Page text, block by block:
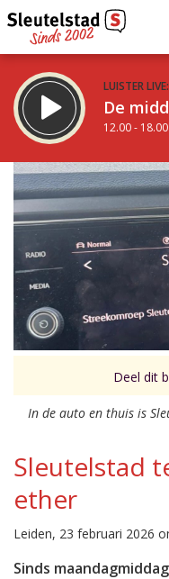
LUISTER LIVE:
De
12.00 -
STRAKS:
De vrijdagavond
18.00 - 19.00 uur
Vorig uur
Deel dit
In de auto en thuis is
Sleutelstad
ether
Leiden, 23 februari 2026
Sinds